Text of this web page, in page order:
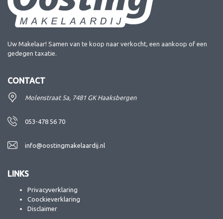
Uw Makelaar! Samen van te koop naar verkocht, een aankoop of een
gedegen taxatie.
CONTACT
Molenstraat 5a, 7481 GK Haaksbergen
053-478 56 70
info@oostingmakelaardij.nl
LINKS
Privacyverklaring
Coockieverklaring
Disclaimer